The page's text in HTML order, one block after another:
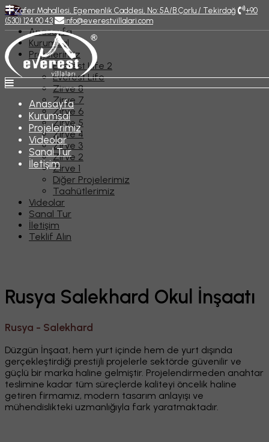
Top
Anasayfa
Kurumsal
Projelerimiz
Everest Life 2
Everest Life
Zirve 8
Zirve 7
Zirve 6
Zirve 5
Zirve 4
Zirve 3
Zirve 2
Zirve 1
Diğer Projelerimiz
Taahütlerimiz
Videolar
Sanal Tur
İletişim
Teklif Alın
Zafer Mahallesi, Egemenlik Caddesi, No: 5A/B Çorlu / Tekirdağ
+90
(530) 124 90 43
info@everestvillalari.com
Anasayfa
Kurumsal
Projelerimiz
Videolar
Sanal Tur
İletişim
Rusya Salekhard Okul İnşaatı
Rusya - Salekhard
Düzgün İnşaat, hem yurt içinde hem de yurt dışında
gerçekleştirdiği prestijli projelerle sektörde güvenilir ve
güçlü bir marka haline gelmiştir. Projelendirmeden anahtar
teslimine kadar tüm süreçlerde kaliteyi öncelik haline
getiren firmamız, modern tasarım anlayışı ve
mühendislikteki uzmanlığıyla fark yaratmaktadır.